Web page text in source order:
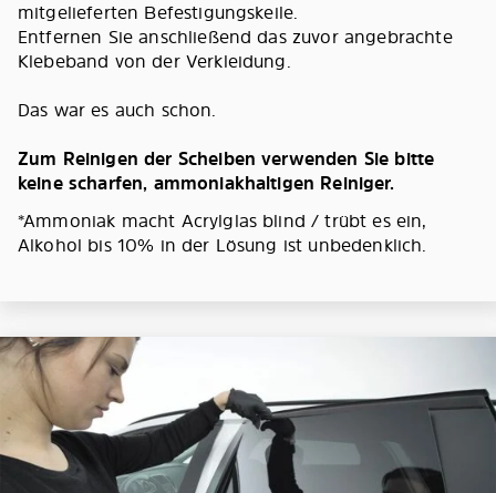
mitgelieferten Befestigungskeile.
Entfernen Sie anschließend das zuvor angebrachte
Klebeband von der Verkleidung.
Das war es auch schon.
Zum Reinigen der Scheiben verwenden Sie bitte
keine scharfen, ammoniakhaltigen Reiniger.
*Ammoniak macht Acrylglas blind / trübt es ein,
Alkohol bis 10% in der Lösung ist unbedenklich.